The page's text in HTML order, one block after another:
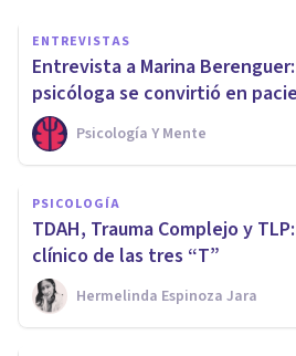
ENTREVISTAS
Entrevista a Marina
psicóloga se convirtió en
Psicología Y Mente
PSICOLOGÍA
TDAH, Trauma Complejo y
clínico de las tres “T”
Hermelinda Espinoza Jara